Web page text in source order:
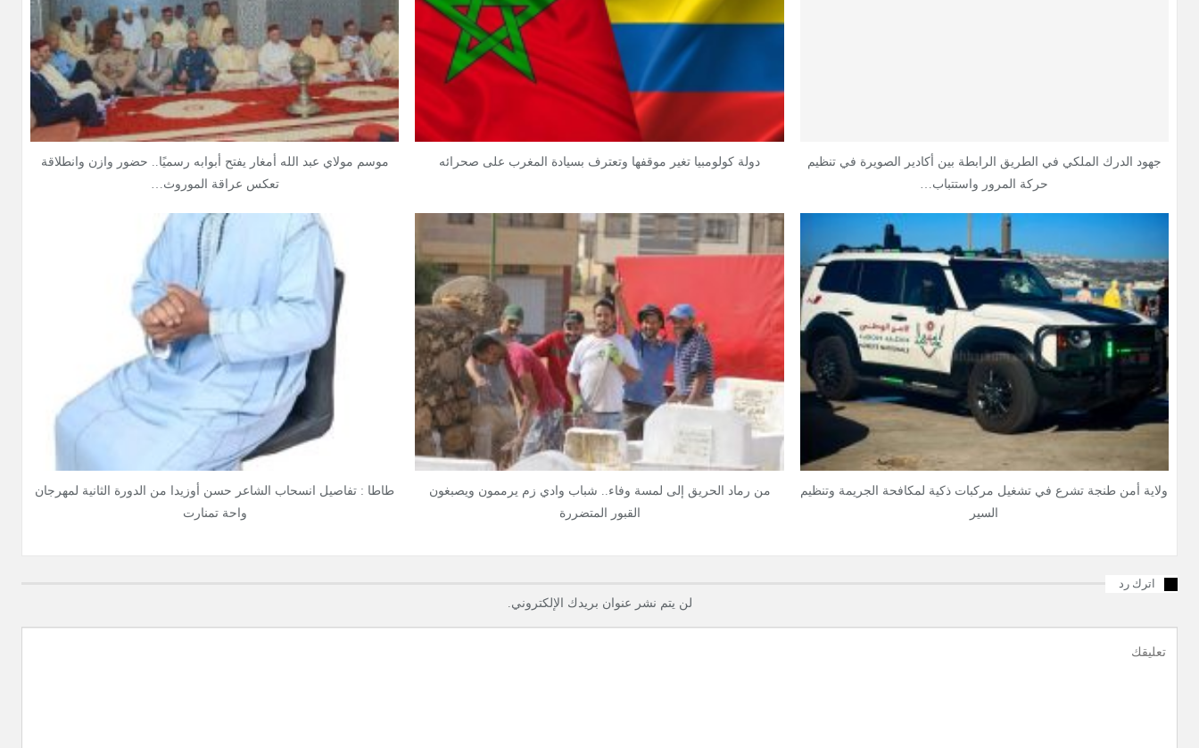
جهود الدرك الملكي في الطريق الرابطة بين أكادير الصويرة في تنظيم
حركة المرور واستتباب…
دولة كولومبيا تغير موقفها وتعترف بسيادة المغرب على صحرائه
موسم مولاي عبد الله أمغار يفتح أبوابه رسميًا.. حضور وازن وانطلاقة
تعكس عراقة الموروث…
ولاية أمن طنجة تشرع في تشغيل مركبات ذكية لمكافحة الجريمة وتنظيم
السير
من رماد الحريق إلى لمسة وفاء.. شباب وادي زم يرممون ويصبغون
القبور المتضررة
طاطا : تفاصيل انسحاب الشاعر حسن أوزيدا من الدورة الثانية لمهرجان
واحة تمنارت
اترك رد
لن يتم نشر عنوان بريدك الإلكتروني.